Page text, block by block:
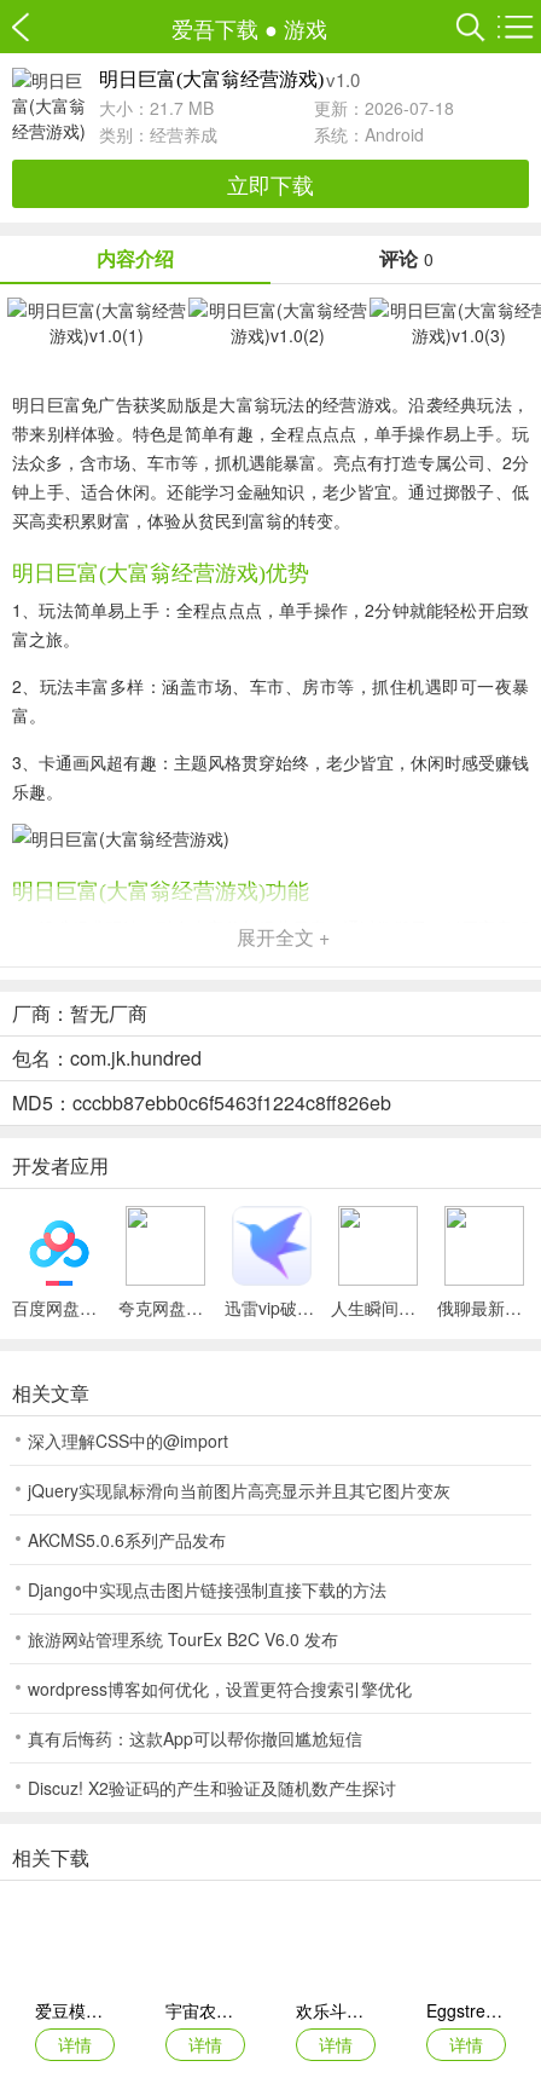
爱吾下载 ● 游戏
明日巨富(大富翁经营游戏)v1.0
大小：21.7 MB
更新：2026-07-18
类别： 经营养成 系统：Android
立即下载
内容介绍 评论 0
明日巨富免广告获奖励版是大富翁玩法的经营游戏。沿袭经典玩法，
带来别样体验。特色是简单有趣，全程点点点，单手操作易上手。玩
法众多，含市场、车市等，抓机遇能暴富。亮点有打造专属公司、2分
钟上手、适合休闲。还能学习金融知识，老少皆宜。通过掷骰子、低
买高卖积累财富，体验从贫民到富翁的转变。
明日巨富(大富翁经营游戏)优势
1、玩法简单易上手：全程点点点，单手操作，2分钟就能轻松开启致
富之旅。
2、玩法丰富多样：涵盖市场、车市、房市等，抓住机遇即可一夜暴
富。
3、卡通画风超有趣：主题风格贯穿始终，老少皆宜，休闲时感受赚钱
乐趣。
明日巨富(大富翁经营游戏)功能
1、沿袭经典玩法，融合大富翁与经营元素，通过掷骰子、低买高卖积
2、拥有多样玩法，涵盖市场、车市、房市等，邂逅等玩法也有，抓住
机遇即可一夜暴富。
3、可打造专属公司，感受经营无限乐趣，在合适时机完成目标，轻松
实现致富梦想。
4、游戏方式简单，全程点点点，单手操作，2分钟上手，适合打发闲
暇时光，休闲治愈。
5、七天为一个赛季，玩法简单，投掷骰子前进，过程中有趣味任务，
收集金币楼房离富翁更近。
1. 简单易上手：全程点点点，单手操作，2分钟即可上手。
2. 多样玩法：涵盖市场、车市、房市、邂逅等，抓住机遇能暴富。
3. 独特画风：卡通主题贯穿，休闲中感受赚钱乐趣，老少皆宜。
4. 丰富策略：可打造专属公司，低买高卖商品，使用道具陷害对手。
5. 赛季玩法：七天为一个赛季，通过投掷骰子前进，完成任务积累财
色代表可入手，红色说明暴涨可卖出。还能存钱进**，与人PK赢了有
奖励，也可创业公司，低价买入高价卖出，完成每日任务拿奖励。
问题：游戏有哪些玩法？
答案：玩法众多，有市场、车市、房市、邂逅等。
展开全文 +
厂商：暂无厂商
包名：com.jk.hundred
MD5：cccbb87ebb0c6f5463f1224c8ff826eb
开发者应用
百度网盘绿色免安装Pc电脑版 夸克网盘官方正式版 迅雷vip破解版永久会员2024版 人生瞬间最新手机版 俄聊最新手机版
相关文章
深入理解CSS中的@import
jQuery实现鼠标滑向当前图片高亮显示并且其它图片变灰
AKCMS5.0.6系列产品发布
Django中实现点击图片链接强制直接下载的方法
旅游网站管理系统 TourEx B2C V6.0 发布
wordpress博客如何优化，设置更符合搜索引擎优化
真有后悔药：这款App可以帮你撤回尴尬短信
Discuz! X2验证码的产生和验证及随机数产生探讨
相关下载
爱豆模拟器
详情
宇宙农场物语手机版
详情
欢乐斗萌将官方版
详情
Eggstreme Farming游戏
详情